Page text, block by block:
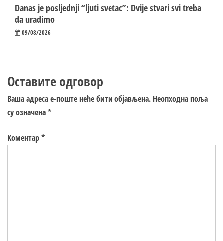
Danas je posljednji “ljuti svetac”: Dvije stvari svi treba
da uradimo
09/08/2026
Оставите одговор
Ваша адреса е-поште неће бити објављена. Неопходна поља
су означена*
Коментар*